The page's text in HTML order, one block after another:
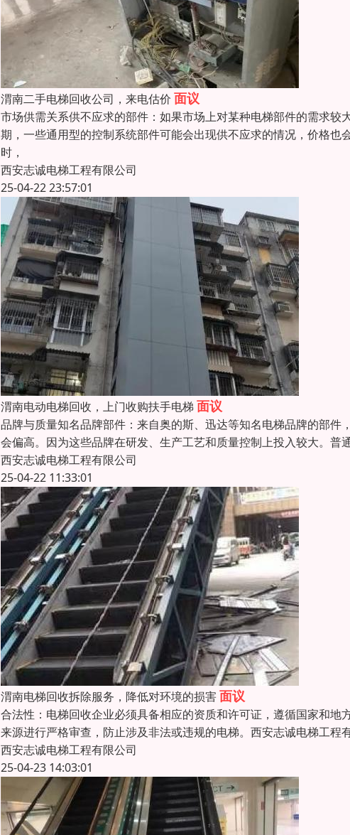
渭南二手电梯回收公司，来电估价 面议
市场供需关系供不应求的部件：如果市场上对某种电梯部件的需求
期，一些通用型的控制系统部件可能会出现供不应求的情况，价格
时，
西安志诚电梯工程有限公司
25-04-22 23:57:01
渭南电动电梯回收，上门收购扶手电梯 面议
品牌与质量知名品牌部件：来自奥的斯、迅达等知名电梯品牌的部
会偏高。因为这些品牌在研发、生产工艺和质量控制上投入较大。
西安志诚电梯工程有限公司
25-04-22 11:33:01
渭南电梯回收拆除服务，降低对环境的损害面议
合法性：电梯回收企业必须具备相应的资质和许可证，遵循国家和
来源进行严格审查，防止涉及非法或违规的电梯。西安志诚电梯工
西安志诚电梯工程有限公司
25-04-23 14:03:01